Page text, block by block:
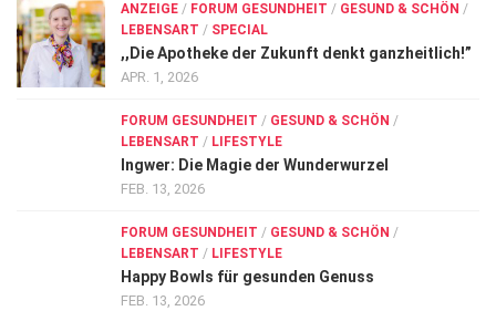
ANZEIGE / FORUM GESUNDHEIT / GESUND & SCHÖN /
LEBENSART / SPECIAL
,,Die Apotheke der Zukunft denkt ganzheitlich!”
APR. 1, 2026
FORUM GESUNDHEIT / GESUND & SCHÖN /
LEBENSART / LIFESTYLE
Ingwer: Die Magie der Wunderwurzel
FEB. 13, 2026
FORUM GESUNDHEIT / GESUND & SCHÖN /
LEBENSART / LIFESTYLE
Happy Bowls für gesunden Genuss
FEB. 13, 2026